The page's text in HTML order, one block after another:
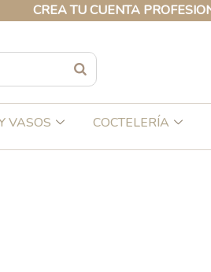
CREA TU CUENTA PROFESIONAL
VASOS COCTELERÍA